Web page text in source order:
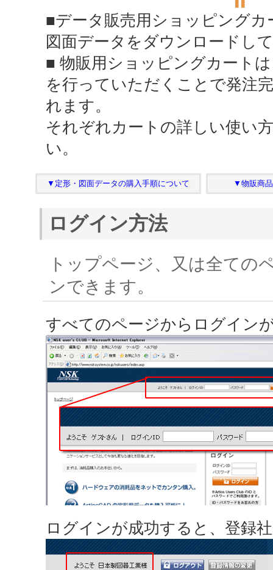
■データ販売用ショッピング
図面データをダウンロードし
■ 物販用ショッピングカート
を行っていただくことで発注
れます。
それぞれカートの詳しい使い
い。
▼定形・図面データの購入手順について ▼物販商
ログイン方法
トップページ、又は全ての
ンできます。
すべてのページからログイン
ログインが成功すると、登録